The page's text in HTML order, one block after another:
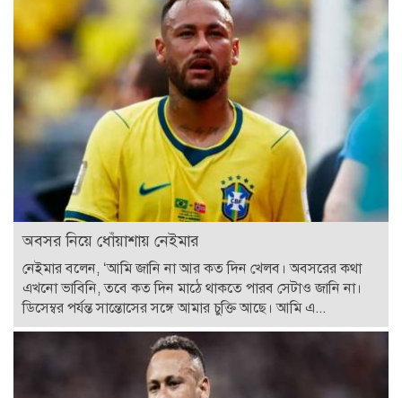
অবসর নিয়ে ধোঁয়াশায় নেইমার
নেইমার বলেন, ‘আমি জানি না আর কত দিন খেলব। অবসরের কথা
এখনো ভাবিনি, তবে কত দিন মাঠে থাকতে পারব সেটাও জানি না।
ডিসেম্বর পর্যন্ত সান্তোসের সঙ্গে আমার চুক্তি আছে। আমি এ...